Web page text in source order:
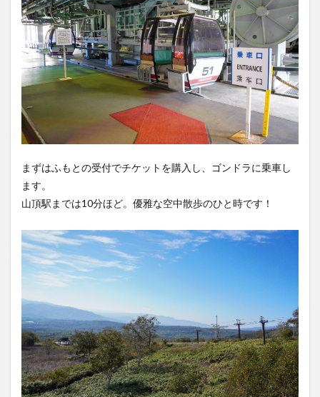
まずはふもとの受付でチケットを購入し、ゴンドラに乗車し
ます。
山頂駅までは10分ほど。優雅な空中散歩のひと時です！